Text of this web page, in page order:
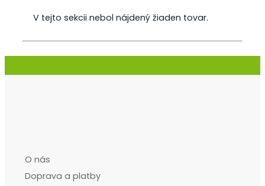
V tejto sekcii nebol nájdený žiaden tovar.
O nás
Doprava a platby